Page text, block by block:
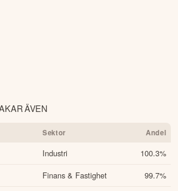
ÄVEN
Sektor Andel
Industri 100.3%
Finans & Fastighet 99.7%